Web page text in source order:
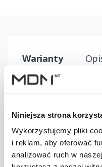
Niniejsza strona
Wykorzystujemy pliki
i reklam, aby oferować
analizować ruch w
Warianty